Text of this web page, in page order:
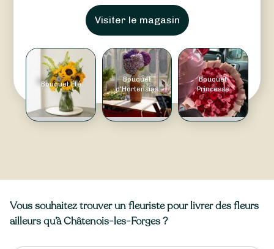
Visiter le magasin
Bouquet Été
Bouquet
d'Hortensias
Bouquet
Princesse
Vous souhaitez trouver un fleuriste pour livrer des fleurs
ailleurs qu’à Châtenois-les-Forges ?